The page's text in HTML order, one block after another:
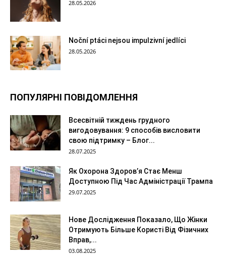
28.05.2026
Noční ptáci nejsou impulzivní jedlíci
28.05.2026
ПОПУЛЯРНІ ПОВІДОМЛЕННЯ
Всесвітній тиждень грудного
вигодовування: 9 способів висловити
свою підтримку – Блог...
28.07.2025
Як Охорона Здоров’я Стає Менш
Доступною Під Час Адміністрації Трампа
29.07.2025
Нове Дослідження Показало, Що Жінки
Отримують Більше Користі Від Фізичних
Вправ,...
03.08.2025